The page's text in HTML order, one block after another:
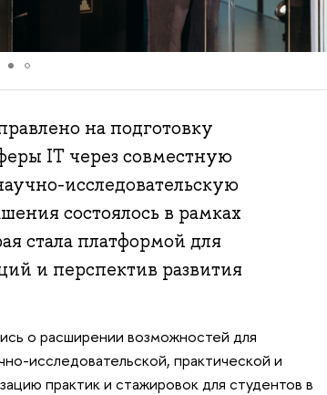
на подготовку
IT через совместную
исследовательскую
состоялось в рамках
стала платформой для
и перспектив развития
о расширении возможностей для
исследовательской, практической и
практик и стажировок для студентов в